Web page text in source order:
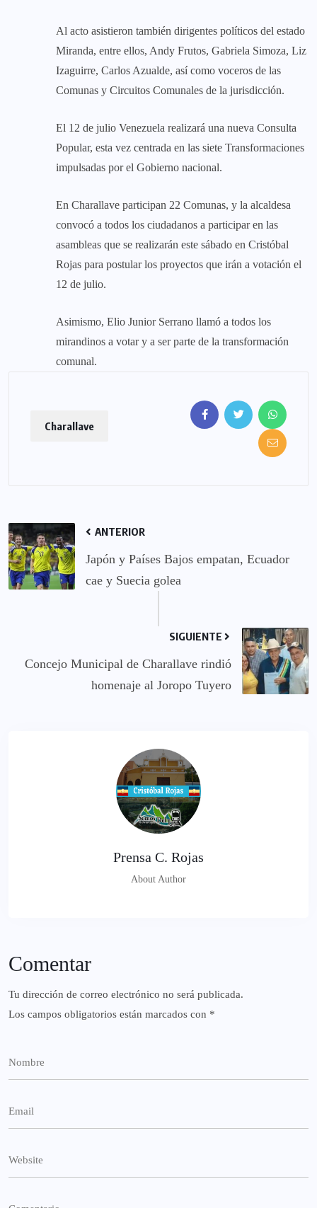
Al acto asistieron también dirigentes políticos del estado
Miranda, entre ellos, Andy Frutos, Gabriela Simoza, Liz
Izaguirre, Carlos Azualde, así como voceros de las
Comunas y Circuitos Comunales de la jurisdicción.
El 12 de julio Venezuela realizará una nueva Consulta
Popular, esta vez centrada en las siete Transformaciones
impulsadas por el Gobierno nacional.
En Charallave participan 22 Comunas, y la alcaldesa
convocó a todos los ciudadanos a participar en las
asambleas que se realizarán este sábado en Cristóbal
Rojas para postular los proyectos que irán a votación el
12 de julio.
Asimismo, Elio Junior Serrano llamó a todos los
mirandinos a votar y a ser parte de la transformación
comunal.
Charallave
ANTERIOR
Japón y Países Bajos empatan, Ecuador
cae y Suecia golea
SIGUIENTE
‎Concejo Municipal de Charallave rindió
homenaje al Joropo Tuyero
Prensa C. Rojas
About Author
Comentar
Tu dirección de correo electrónico no será publicada.
Los campos obligatorios están marcados con *